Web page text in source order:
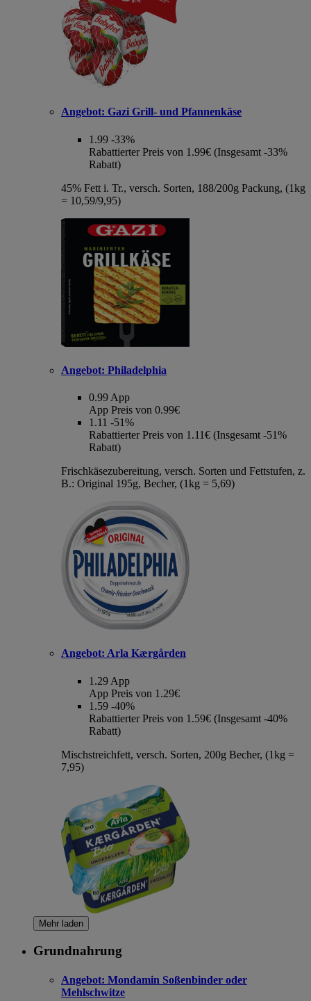
Angebot: Gazi Grill- und Pfannenkäse
1.99 -33%
Rabattierter Preis von 1.99€ (Insgesamt -33%
Rabatt)
45% Fett i. Tr., versch. Sorten, 188/200g Packung, (1kg
= 10,59/9,95)
Angebot: Philadelphia
0.99 App
App Preis von 0.99€
1.11 -51%
Rabattierter Preis von 1.11€ (Insgesamt -51%
Rabatt)
Frischkäsezubereitung, versch. Sorten und Fettstufen, z.
B.: Original 195g, Becher, (1kg = 5,69)
Angebot: Arla Kærgården
1.29 App
App Preis von 1.29€
1.59 -40%
Rabattierter Preis von 1.59€ (Insgesamt -40%
Rabatt)
Mischstreichfett, versch. Sorten, 200g Becher, (1kg =
7,95)
Mehr laden
Grundnahrung
Angebot: Mondamin Soßenbinder oder
Mehlschwitze